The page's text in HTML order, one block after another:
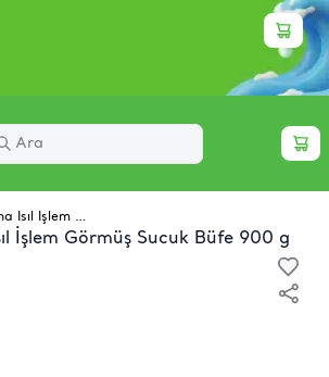
Pınar Dana Isıl İşlem Görmüş Sucuk Büfe 900 g x 6 Adet